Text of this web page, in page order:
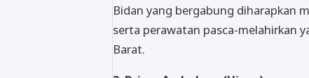
Bidan yang bergabung diharapkan
serta perawatan pasca-melahirkan
Barat.